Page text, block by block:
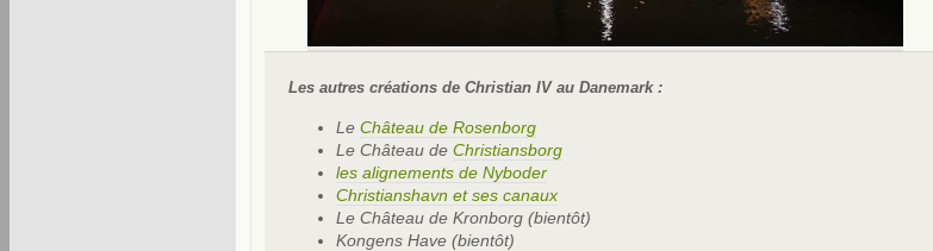
Les autres créations de Christian IV au Danemark :
Le Château de Rosenborg
Le Château de Christiansborg
les alignements de Nyboder
Christianshavn et ses canaux
Le Château de Kronborg (bientôt)
Kongens Have (bientôt)